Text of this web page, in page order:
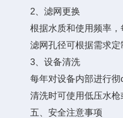
2、滤网更换
根据水质和使用频率，每
滤网孔径可根据需求定
3、设备清洗
每年对设备内部进行彻d
清洗时可使用低压水枪
五、安全注意事项